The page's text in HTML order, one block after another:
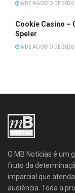
6 DE AGOSTO DE 2026
Cookie Casino –
Speler
6 DE AGOSTO DE 2026
O MB Notícias é um
fruto da
imparcial que
audiência. Toda a